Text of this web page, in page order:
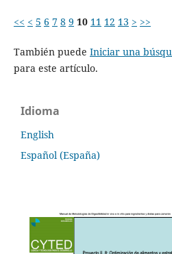
<< < 5 6 7 8 9 10 11 12 13 > >>
También puede Iniciar una
para este artículo.
Idioma
English
Español (España)